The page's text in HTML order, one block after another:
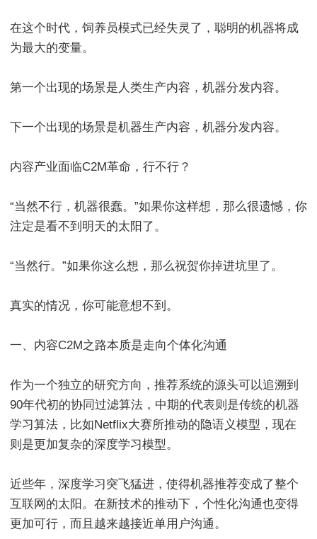
在这个时代，饲养员模式已经失灵了，聪明的机器将成
为最大的变量。
第一个出现的场景是人类生产内容，机器分发内容。
下一个出现的场景是机器生产内容，机器分发内容。
内容产业面临C2M革命，行不行？
“当然不行，机器很蠢。”如果你这样想，那么很遗憾，你
注定是看不到明天的太阳了。
“当然行。”如果你这么想，那么祝贺你掉进坑里了。
真实的情况，你可能意想不到。
一、内容C2M之路本质是走向个体化沟通
作为一个独立的研究方向，推荐系统的源头可以追溯到
90年代初的协同过滤算法，中期的代表则是传统的机器
学习算法，比如Netflix大赛所推动的隐语义模型，现在
则是更加复杂的深度学习模型。
近些年，深度学习突飞猛进，使得机器推荐变成了整个
互联网的太阳。在新技术的推动下，个性化沟通也变得
更加可行，而且越来越接近单用户沟通。